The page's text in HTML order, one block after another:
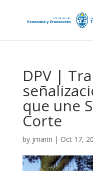
DPV |
que une
Corte
by jmarin | Oct 17,